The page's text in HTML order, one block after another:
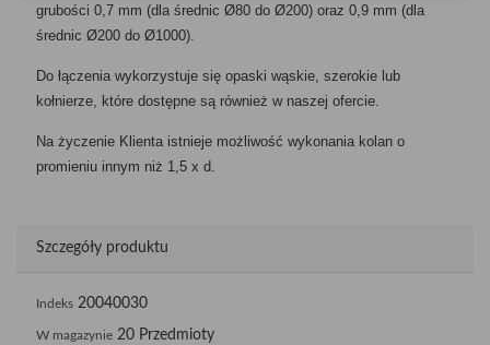
grubości 0,7 mm (dla średnic Ø80 do Ø200) oraz 0,9 mm (dla
średnic Ø200 do Ø1000).
Do łączenia wykorzystuje się opaski wąskie, szerokie lub
kołnierze, które dostępne są również w naszej ofercie.
Na życzenie Klienta istnieje możliwość wykonania kolan o
promieniu innym niż 1,5 x d.
Szczegóły produktu
Indeks 20040030
W magazynie 20 Przedmioty